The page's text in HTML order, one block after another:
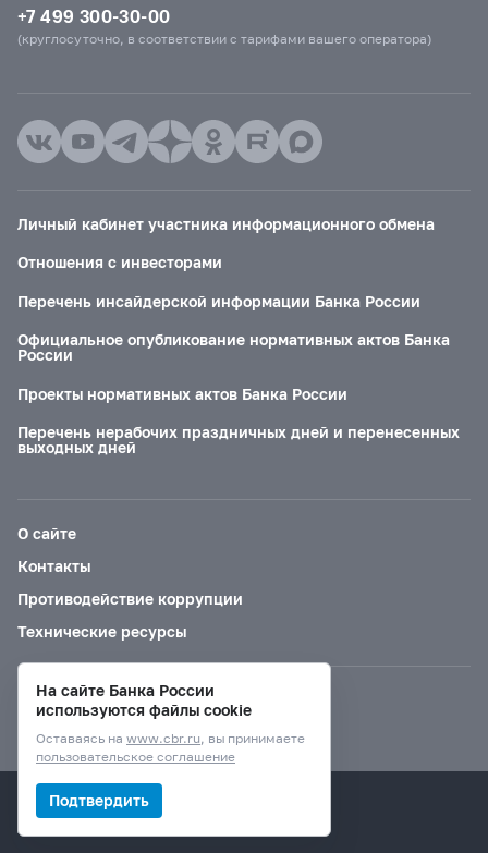
+7 499 300-30-00
(круглосуточно, в соответствии с тарифами вашего оператора)
Личный кабинет участника информационного обмена
Отношения с инвесторами
Перечень инсайдерской информации Банка России
Официальное опубликование нормативных актов Банка
России
Проекты нормативных актов Банка России
Перечень нерабочих праздничных дней и перенесенных
выходных дней
О сайте
Контакты
Противодействие коррупции
Технические ресурсы
Версия для слабовидящих
© Банк России, 2000–2026.
На сайте Банка России
используются файлы cookie
Оставаясь на www.cbr.ru, вы принимаете
пользовательское соглашение
Подтвердить